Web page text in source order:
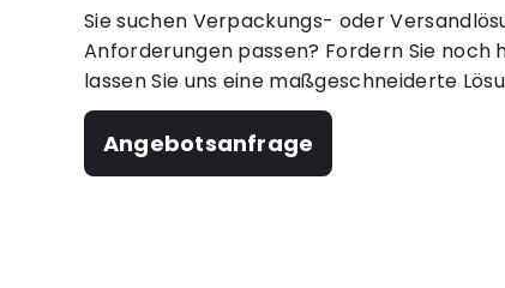
Sie suchen Verpackungs- oder
Anforderungen passen? Fordern Sie noch
lassen Sie uns eine maßgeschneiderte
Angebotsanfrage